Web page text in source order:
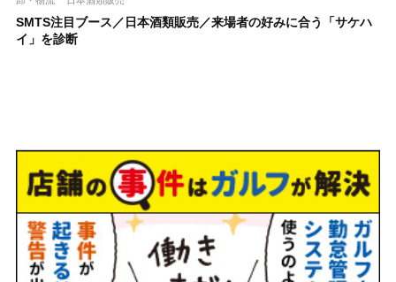
SMTS注目ブース／日本酒類販売／来場者の好みに合う「サケハ
イ」を診断